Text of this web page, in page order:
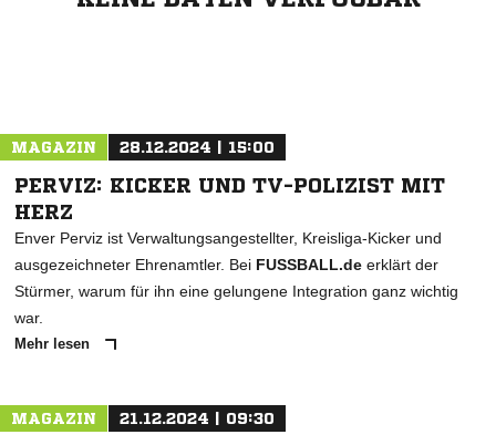
MAGAZIN 28.12.2024 | 15:00
PERVIZ: KICKER UND TV-POLIZIST MIT
HERZ
Enver Perviz ist Verwaltungsangestellter, Kreisliga-Kicker und
ausgezeichneter Ehrenamtler. Bei FUSSBALL.de erklärt der
Stürmer, warum für ihn eine gelungene Integration ganz wichtig
war.
Mehr lesen
MAGAZIN 21.12.2024 | 09:30